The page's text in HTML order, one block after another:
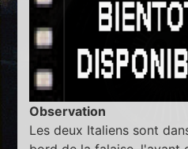
Observation
Les deux Italiens sont